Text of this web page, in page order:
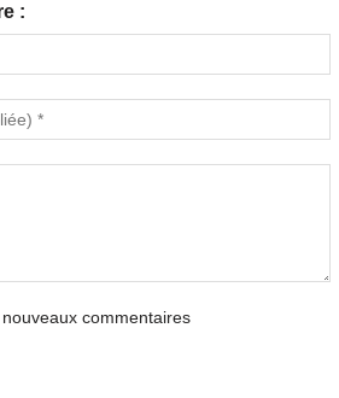
:
commentaires